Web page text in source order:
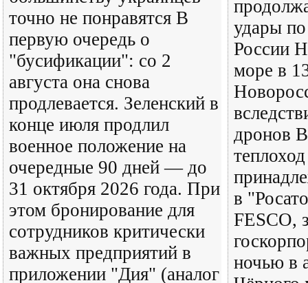
точно не понравятся В
первую очередь о
"бусификации": со 2
августа она снова
продлевается. Зеленский в
конце июля продлил
военное положение на
очередные 90 дней — до
31 октября 2026 года. При
этом бронирование для
сотрудников критически
важных предприятий в
приложении "Дия" (аналог
удары
России
море в
дронов
в
FESCO,
ночью в